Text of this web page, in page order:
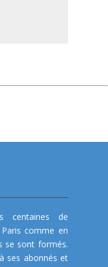
centaines de
comme en
se sont formés.
ses abonnés et